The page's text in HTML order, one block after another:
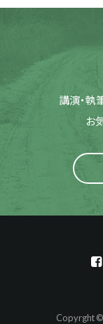
講演・執
お
Copyrght ©